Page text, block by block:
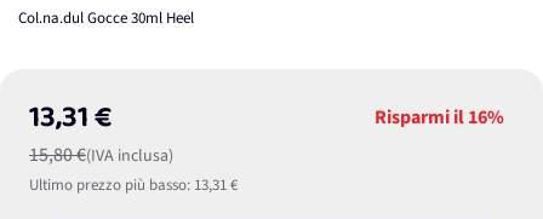
Col.na.dul Gocce 30ml Heel
13,31 €
15,80 €(IVA inclusa)
Risparmi il16%
Ultimo prezzo più basso: 13,31 €